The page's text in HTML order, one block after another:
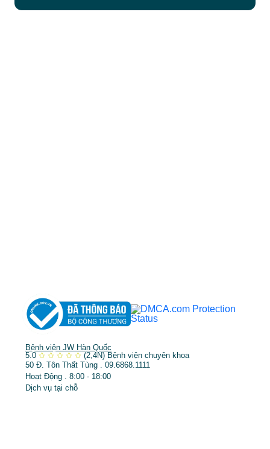
Bệnh viện JW Hàn Quốc
5.0 ✩ ✩ ✩ ✩ ✩ (2,4N) Bệnh viện chuyên khoa
50 Đ. Tôn Thất Tùng . 09.6868.1111
Hoạt Động . 8:00 - 18:00
Dịch vụ tại chỗ